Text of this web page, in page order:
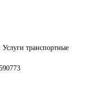
Услуги транспортные